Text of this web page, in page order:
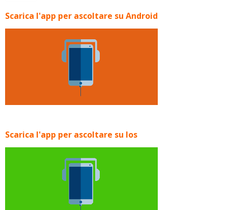
Scarica l'app per ascoltare su Android
Scarica l'app per ascoltare su Ios